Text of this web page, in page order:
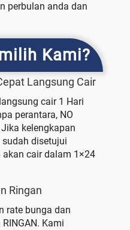
perbulan anda dan
Kami?
Langsung Cair
cair 1 Hari
perantara, NO
Jika kelengkapan
disetujui
akan cair dalam 1×24
Ringan
rate bunga dan
Kami